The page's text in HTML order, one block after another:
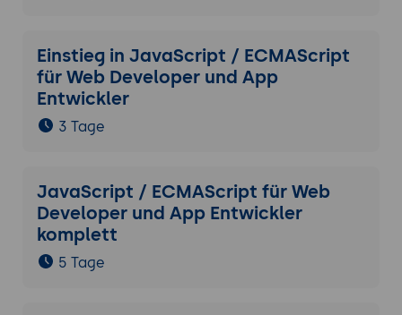
Einstieg in JavaScript / ECMAScript
für Web Developer und App
Entwickler
3 Tage
JavaScript / ECMAScript für Web
Developer und App Entwickler
komplett
5 Tage